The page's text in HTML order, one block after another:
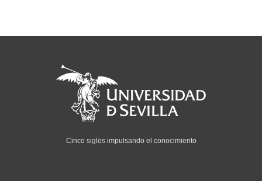
Cinco siglos impulsando el conocimiento